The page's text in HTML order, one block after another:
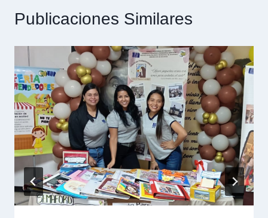
Publicaciones Similares